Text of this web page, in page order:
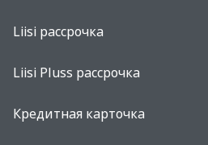
Liisi рассрочка
Liisi Pluss рассрочка
Кредитная карточка